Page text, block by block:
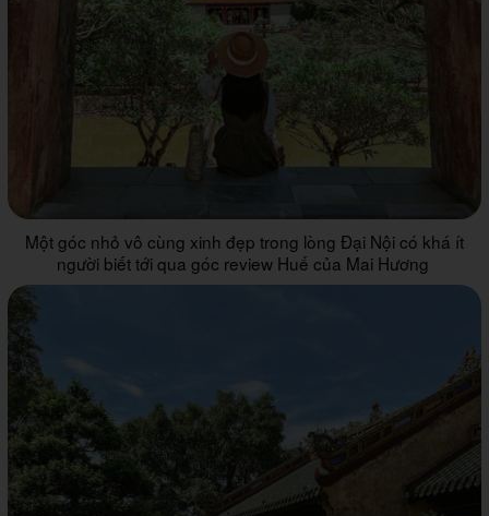
Một góc nhỏ vô cùng xinh đẹp trong lòng Đại Nội có khá ít
người biết tới qua góc review Huế của Mai Hương